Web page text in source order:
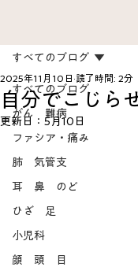
すべてのブログ
がん 難病
ファシア・痛み
肺 気管支
耳 鼻 のど
ひざ 足
小児科
顔 頭 目
すべてのブログ
自分でこじら
2025年11月10日 読了時間: 2分
更新日： 5月10日